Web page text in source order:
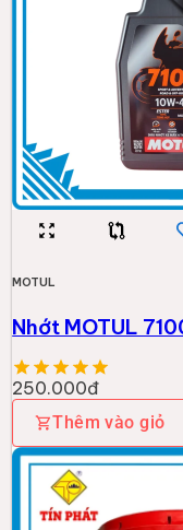
MOTUL
Nhớt MOTUL
250.000đ
Thêm vào giỏ